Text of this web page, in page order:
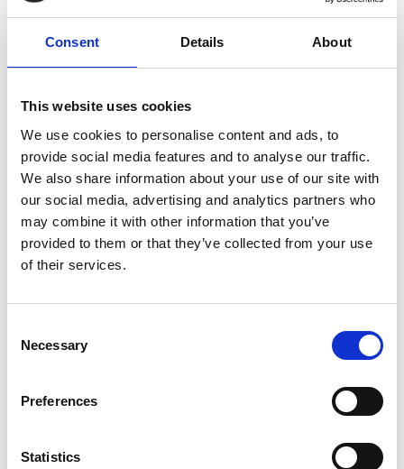
Consent Details About
This website uses cookies
We use cookies to personalise content and ads, to
provide social media features and to analyse our traffic.
We also share information about your use of our site with
our social media, advertising and analytics partners who
may combine it with other information that you’ve
provided to them or that they’ve collected from your use
of their services.
Selection
Necessary
Preferences
Statistics
Banderoles
Des salons commerciaux aux inaugurations officielles, les
banderoles attirent l’attention et communiquent votre
message avec force. Nous offrons des banderoles de
dimensions standards ou sur mesure. Nous pouvons même
les monter sur un support pour afficher clairement votre
présence.
affiches d’allure professionnelle dans un vaste choix de
formats. Nous pouvons aussi les monter sur un support et